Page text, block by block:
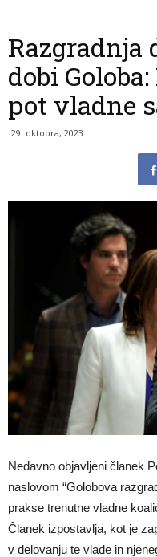
Razgradnja
dobi
pot vladne
29. oktobra, 2023
Nedavno objavljeni članek
naslovom “Golobova
prakse trenutne vladne
Članek izpostavlja, kot je
v delovanju te vlade in